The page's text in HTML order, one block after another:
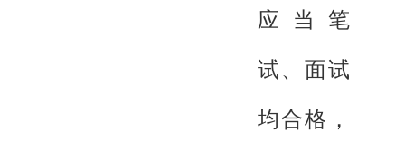
应当笔
试、面试
均合格，